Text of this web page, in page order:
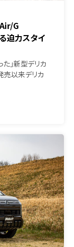
G
迫力スタイ
」新型デリカ
売以来デリカ